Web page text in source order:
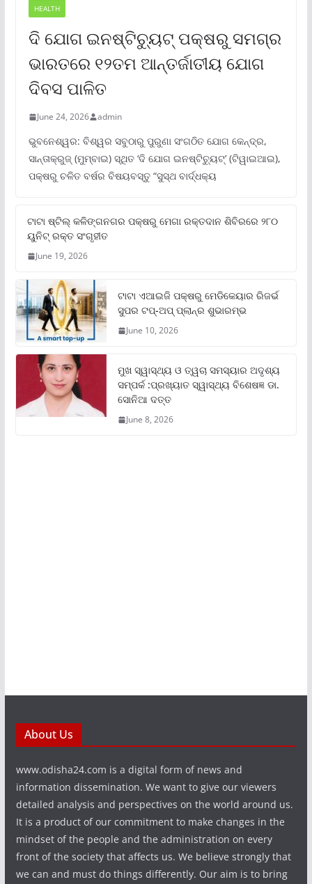
HEALTH
ଦି ଯୋଗ ଇନଷ୍ଟିଚ୍ୟୁଟ୍ ପକ୍ଷରୁ ସମଗ୍ର
ଭାରତରେ ୧୨ତମ ଆନ୍ତର୍ଜାତୀୟ ଯୋଗ
ଦିବସ ପାଳିତ
June 24, 2026 admin
ଭୁବନେଶ୍ୱର: ବିଶ୍ୱର ସବୁଠାରୁ ପୁରୁଣା ସଂଗଠିତ ଯୋଗ କେନ୍ଦ୍ର,
ସାନ୍ତାକ୍ରୁଜ୍ (ମୁମ୍ବାଇ) ସ୍ଥିତ ‘ଦି ଯୋଗ ଇନଷ୍ଟିଚ୍ୟୁଟ୍‌’ (ଟିୱାଇଆଇ),
ପକ୍ଷରୁ ଚଳିତ ବର୍ଷର ବିଷୟବସ୍ତୁ “ସୁସ୍ଥ ବାର୍ଦ୍ଧକ୍ୟ
ଟାଟା ଷ୍ଟିଲ୍‌ କଳିଙ୍ଗନଗର ପକ୍ଷରୁ ମେଗା ରକ୍ତଦାନ ଶିବିରରେ ୨୮୦
ୟୁନିଟ୍‌ ରକ୍ତ ସଂଗୃହୀତ
June 19, 2026
ଟାଟା ଏଆଇଜି ପକ୍ଷରୁ ମେଡିକେୟାର ରିଜର୍ଭ
ସୁପର ଟପ୍‌-ଅପ୍ ପ୍ଲାନ୍‌ର ଶୁଭାରମ୍ଭ
June 10, 2026
ମୁଖ ସ୍ୱାସ୍ଥ୍ୟ ଓ ତ୍ୱଚା ସମସ୍ୟାର ଅଦୃଶ୍ୟ
ସମ୍ପର୍କ :ପ୍ରଖ୍ୟାତ ସ୍ୱାସ୍ଥ୍ୟ ବିଶେଷଜ୍ଞ ଡା.
ସୋନିଆ ଦତ୍ତ
June 8, 2026
About Us
www.odisha24.com is a digital form of news and
information dissemination. We want to give our viewers
detailed analysis and perspectives on the world around us.
It is a product of our commitment to make changes in the
mindset of the people and the administration on every
front of the society that affects us. We believe strongly that
we can and must do things differently. Our aim is to bring